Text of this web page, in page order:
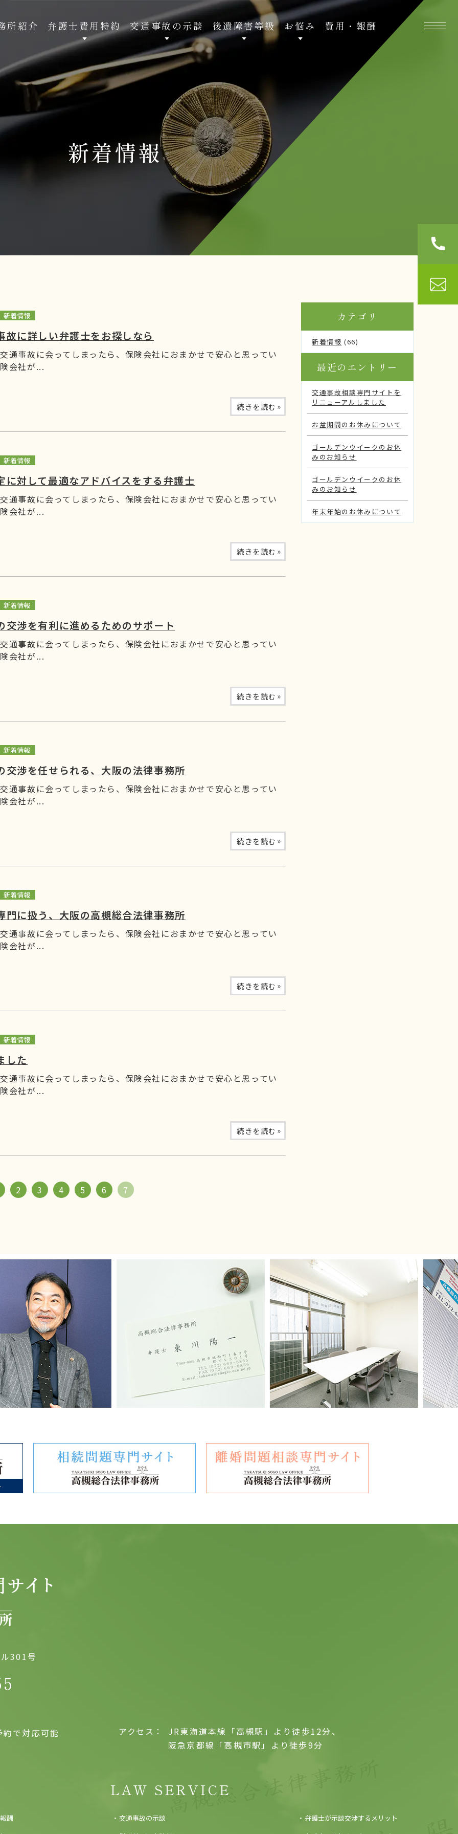
情
報
所紹介 弁護士費用特約 交通事故の示談 後遺障害等級 お悩み 費用・報酬
新着情報
新着情報
故に詳しい弁護士をお探しなら
通事故に会ってしまったら、保険会社におまかせで安心と思ってい
会社が...
続きを読む »
新着情報
に対して最適なアドバイスをする弁護士
通事故に会ってしまったら、保険会社におまかせで安心と思ってい
会社が...
続きを読む »
新着情報
交渉を有利に進めるためのサポート
通事故に会ってしまったら、保険会社におまかせで安心と思ってい
会社が...
続きを読む »
新着情報
交渉を任せられる、大阪の法律事務所
通事故に会ってしまったら、保険会社におまかせで安心と思ってい
会社が...
続きを読む »
新着情報
門に扱う、大阪の高槻総合法律事務所
通事故に会ってしまったら、保険会社におまかせで安心と思ってい
会社が...
続きを読む »
新着情報
した
通事故に会ってしまったら、保険会社におまかせで安心と思ってい
会社が...
続きを読む »
2 3 4 5 6 7
カテゴリ
新着情報 (66)
最近のエントリー
交通事故相談専門サイトを
リニューアルしました
お盆期間のお休みについて
ゴールデンウイークのお休
みのお知らせ
ゴールデンウイークのお休
みのお知らせ
年末年始のお休みについて
301号
で対応可能 アクセス：
JR東海道本線「高槻駅」より徒歩12分、
阪急京都線「高槻市駅」より徒歩9分
酬
LAW SERVICE
交通事故の示談
弁護士が示談交渉するメリット